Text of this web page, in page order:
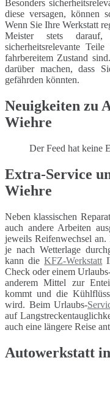
Besonders
diese versagen, können
Wenn Sie Ihre Werkstatt
Meister stets
sicherheitsrelevante
fahrbereitem Zustand
darüber machen, dass
gefährden könnten.
Neuigkeiten zu
Wiehre
Der Feed hat keine
Extra-Service
Wiehre
Neben klassischen
auch andere Arbeiten
jeweils Reifenwechsel
je nach Wetterlage
kann dieKFZ-Werkstatt
Check oder einem
anderem Mittel zur
kommt und die
wird. Beim Urlaubs-
auf
auch eine längere Reise
Autowerkstatt